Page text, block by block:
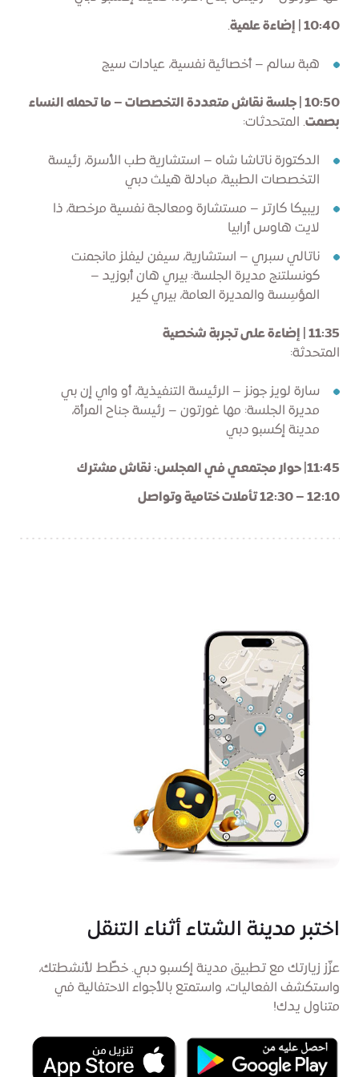
10:40 | إضاءة علمية
.
هبة سالم – أخصائية نفسية، عيادات سيج
10:50 | جلسة نقاش متعددة التخصصات – ما تحمله النساء
بصمت. المتحدثات:
الدكتورة ناتاشا شاه – استشارية طب الأسرة، رئيسة
التخصصات الطبية، مبادلة هيلث دبي
ريبيكا كارتر – مستشارة ومعالجة نفسية مرخصة، ذا
لايت هاوس أرابيا
ناتالي سبري – استشارية، سيفن ليفلز مانجمنت
كونسلتنج مديرة الجلسة: بيري هان أبوزيد –
المؤسِسة والمديرة العامة، بيري كير
11:35 | إضاءة على تجربة شخصية
المتحدثة:
سارة لويز جونز – الرئيسة التنفيذية، أو واي إن بي
مديرة الجلسة: مها غورتون – رئيسة جناح المرأة،
مدينة إكسبو دبي
11:45| حوار مجتمعي في المجلس: نقاش مشترك
12:10 – 12:30 تأملات ختامية وتواصل
اختبر مدينة الشتاء أثناء التنقل
عزّز زيارتك مع تطبيق مدينة إكسبو دبي. خطِّط لأنشطتك،
واستكشف الفعاليات، واستمتع بالأجواء الاحتفالية في
متناول يدك!